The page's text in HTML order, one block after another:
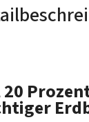
20